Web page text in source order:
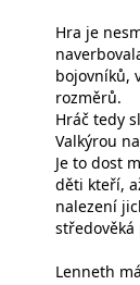
Hra je
bojovníků,
rozměrů.
Hráč tedy
Valkýrou
Je to dost
děti kteří,
nalezení
Lenneth